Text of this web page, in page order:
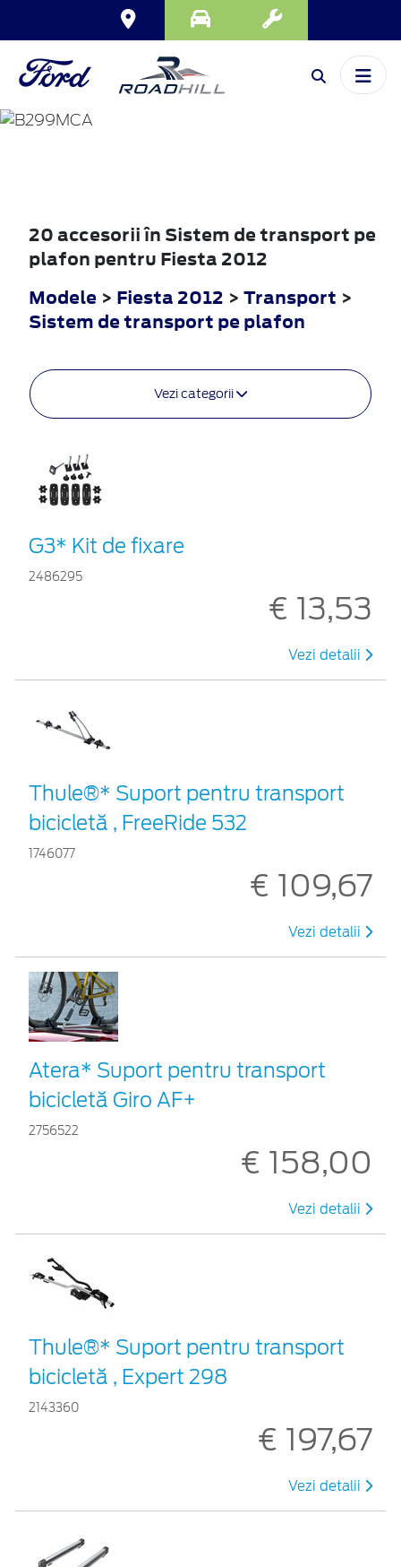
FIESTA
20 accesorii în Sistem de transport pe
plafon pentru Fiesta 2012
Modele > Fiesta 2012 > Transport >
Sistem de transport pe plafon
Vezi categorii
G3* Kit de fixare
2486295
€ 13,53
Vezi detalii
Thule®* Suport pentru transport
bicicletă , FreeRide 532
1746077
€ 109,67
Vezi detalii
Atera* Suport pentru transport
bicicletă Giro AF+
2756522
€ 158,00
Vezi detalii
Thule®* Suport pentru transport
bicicletă , Expert 298
2143360
€ 197,67
Vezi detalii